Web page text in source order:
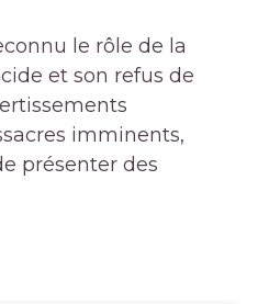
le rôle de la
et son refus de
imminents,
présenter des